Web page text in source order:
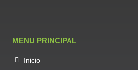
MENU PRINCIPAL
Inicio